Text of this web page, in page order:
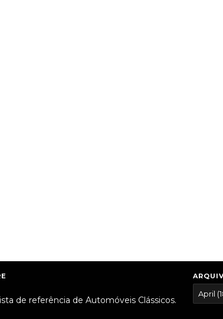
de referência de Automóveis Clássicos.